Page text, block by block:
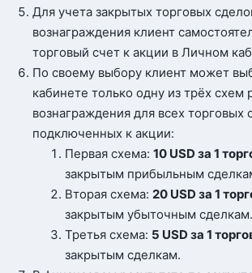
Для учета закрытых торговых
вознаграждения клиент
торговый счет к акции в Личном
По своему выбору клиент может
кабинете только одну из трёх схем
вознаграждения для всех торговых
подключенных к акции:
Первая схема: 10 USD за 1
закрытым прибыльным
Вторая схема: 20 USD за 1
закрытым убыточным сделкам.
Третья схема: 5 USD за 1
закрытым сделкам.